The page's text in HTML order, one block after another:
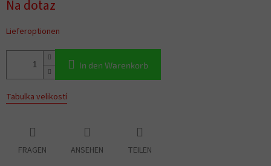
Na dotaz
Lieferoptionen
In den Warenkorb
Tabulka velikostí
FRAGEN ANSEHEN TEILEN